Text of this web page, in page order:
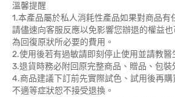
溫馨提醒
1.本產品屬於私人消耗性產品如果對商品有
請儘速向客服反應以免影響您辦退的權益
為回復原狀所必要的費用。
2.使用後若有過敏請即刻停止使用並請教醫
3.退貨時務必附回原完整商品、贈品、包裝
4.商品建議下訂前先實際試色、試用後再
不適等症狀恕不接受退換。